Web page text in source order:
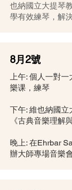
也納國立大提琴
學有效練琴，解
8月2號
上午: 個人一對一
樂课，練琴
下午: 維也納國立
《古典音樂理解
晚上: 在Ehrbar
辦大師專場音樂